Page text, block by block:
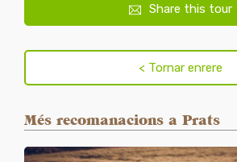
Share this tour
Més recomanacions a Prats